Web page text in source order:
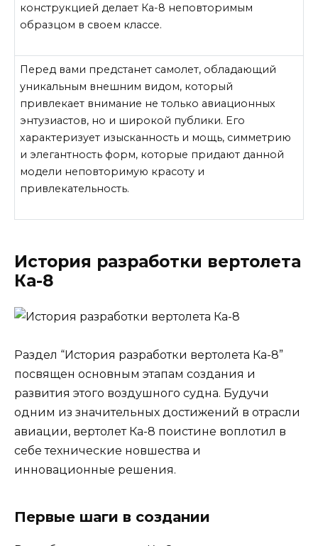
конструкцией делает Ка-8 неповторимым
образцом в своем классе.
Перед вами предстанет самолет, обладающий
уникальным внешним видом, который
привлекает внимание не только авиационных
энтузиастов, но и широкой публики. Его
характеризует изысканность и мощь, симметрию
и элегантность форм, которые придают данной
модели неповторимую красоту и
привлекательность.
История разработки вертолета
Ка-8
Раздел “История разработки вертолета Ка-8”
посвящен основным этапам создания и
развития этого воздушного судна. Будучи
одним из значительных достижений в отрасли
авиации, вертолет Ка-8 поистине воплотил в
себе технические новшества и
инновационные решения.
Первые шаги в создании